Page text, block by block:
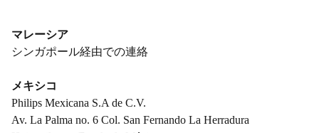
マレーシア
シンガポール経由での連絡
メキシコ
Philips Mexicana S.A de C.V.
Av. La Palma no. 6 Col. San Fernando La Herradura